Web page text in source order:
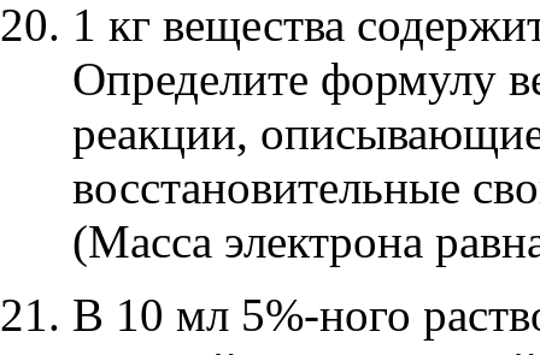
1 кг вещества
Определите формулу
реакции,
восстановительные
(Масса электрона
В 10 мл 5%-ного